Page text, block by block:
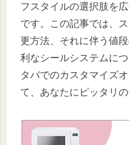
フスタイルの選択肢を
です。この記事では、
更方法、それに伴う値
利なシールシステムに
タバでのカスタマイズ
て、あなたにピッタリ